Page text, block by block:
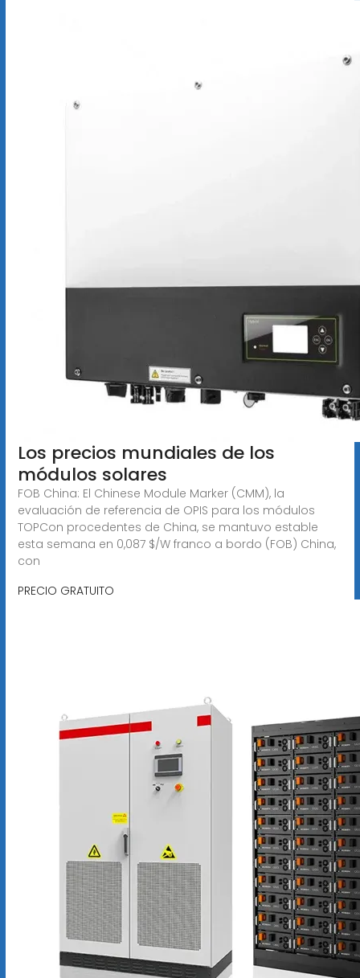
Los precios mundiales de los
módulos solares
FOB China: El Chinese Module Marker (CMM), la
evaluación de referencia de OPIS para los módulos
TOPCon procedentes de China, se mantuvo estable
esta semana en 0,087 $/W franco a bordo (FOB) China,
con
PRECIO GRATUITO